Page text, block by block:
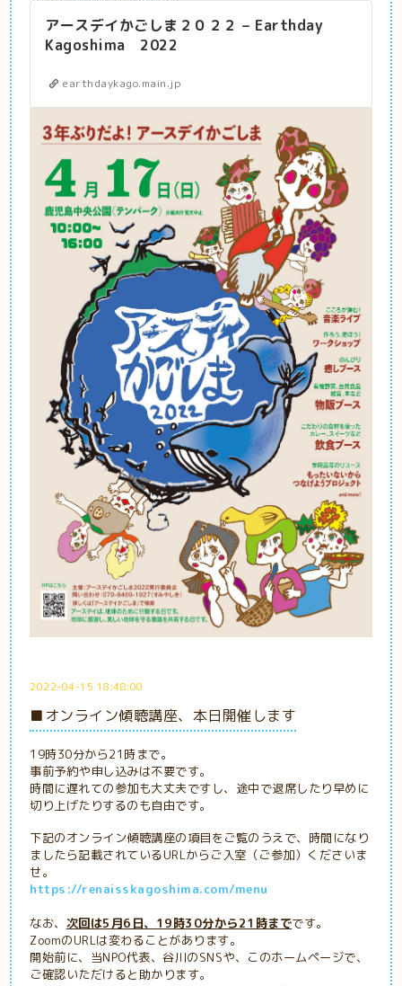
アースデイかごしま２０２２ – Earthday
Kagoshima 2022
earthdaykago.main.jp
2022-04-15 18:48:00
■オンライン傾聴講座、本日開催します
19時30分から21時まで。
事前予約や申し込みは不要です。
時間に遅れての参加も大丈夫ですし、途中で退席したり早めに
切り上げたりするのも自由です。
下記のオンライン傾聴講座の項目をご覧のうえで、時間になり
ましたら記載されているURLからご入室（ご参加）くださいま
せ。
https://renaisskagoshima.com/menu
なお、 次回は5月6日、19時30分から21時までです。
ZoomのURLは変わることがあります。
開始前に、当NPO代表、谷川のSNSや、このホームページで、
ご確認いただけると助かります。